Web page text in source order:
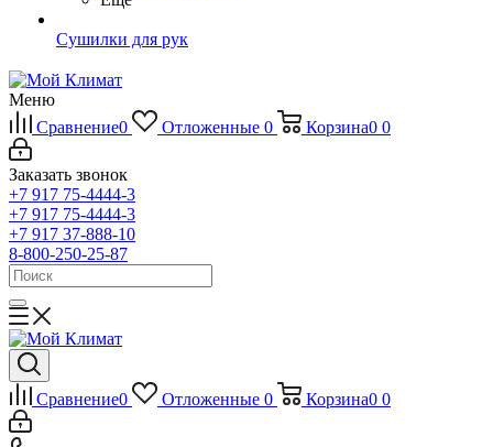
Сушилки для рук
Меню
Сравнение0 Отложенные 0 Корзина0 0
Заказать звонок
+7 917 75-4444-3
+7 917 75-4444-3
+7 917 37-888-10
8-800-250-25-87
Сравнение0 Отложенные 0 Корзина0 0